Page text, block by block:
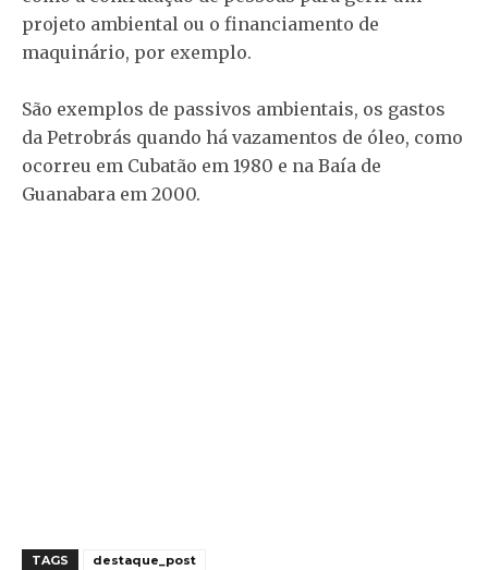
projeto ambiental ou o financiamento de
maquinário, por exemplo.
São exemplos de passivos ambientais, os gastos
da Petrobrás quando há vazamentos de óleo, como
ocorreu em Cubatão em 1980 e na Baía de
Guanabara em 2000.
TAGS destaque_post